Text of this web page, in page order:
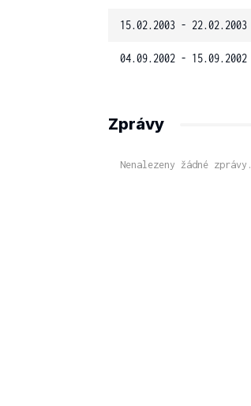
15.02.2003 - 22.02.2003
04.09.2002 - 15.09.2002
Zprávy
Nenalezeny žádné zprávy.